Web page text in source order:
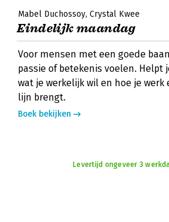
Mabel Duchossoy Crystal Kwee
Eindelijk maandag
Voor mensen met een goede
passie of betekenis voelen. Helpt
wat je werkelijk wil en hoe je werk
lijn brengt.
Boek bekijken
Levertijd ongeveer 3